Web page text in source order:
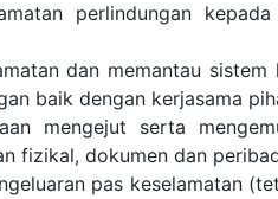
perlindungan
dan memantau
baik dengan kerjasama
mengejut serta
fizikal, dokumen dan
pas keselamatan